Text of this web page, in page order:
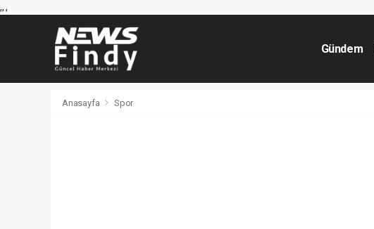
,,,
Gündem
Anasayfa Spor